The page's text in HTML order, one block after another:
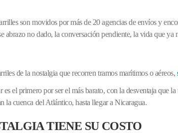
son movidos por más de 20 agencias de envíos y
abrazo no dado, la conversación pendiente, la vida que
de la nostalgia que recorren tramos marítimos o aéreos,
es el primero por ser el más barato, con la desventaja que
la cuenca del Atlántico, hasta llegar a Nicaragua.
TIENE SU COSTO